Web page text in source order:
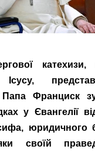
катехизи,
Ісусу,
Папа Франциск
у Євангелії
юридичного
своїй